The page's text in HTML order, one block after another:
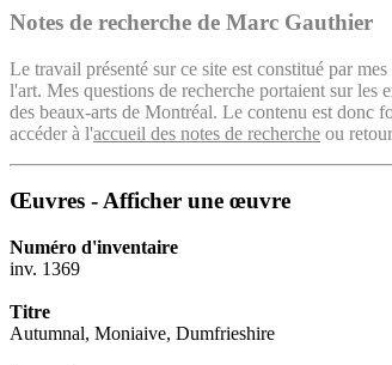
Notes de recherche de Marc Gauthier
Le travail présenté sur ce site est constitué par
l'art. Mes questions de recherche portaient sur
des beaux-arts de Montréal. Le contenu est donc
accéder à l'accueil des notes de recherche ou
Œuvres - Afficher une œuvre
Numéro d'inventaire
inv. 1369
Titre
Autumnal, Moniaive, Dumfrieshire